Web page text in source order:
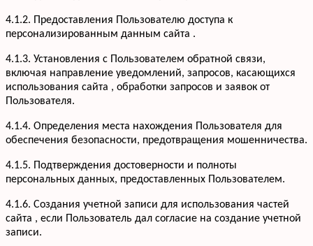
4.1.2. Предоставления Пользователю доступа к
персонализированным данным сайта .
4.1.3. Установления с Пользователем обратной связи,
включая направление уведомлений, запросов, касающихся
использования сайта , обработки запросов и заявок от
Пользователя.
4.1.4. Определения места нахождения Пользователя для
обеспечения безопасности, предотвращения мошенничества.
4.1.5. Подтверждения достоверности и полноты
персональных данных, предоставленных Пользователем.
4.1.6. Создания учетной записи для использования частей
сайта , если Пользователь дал согласие на создание учетной
записи.